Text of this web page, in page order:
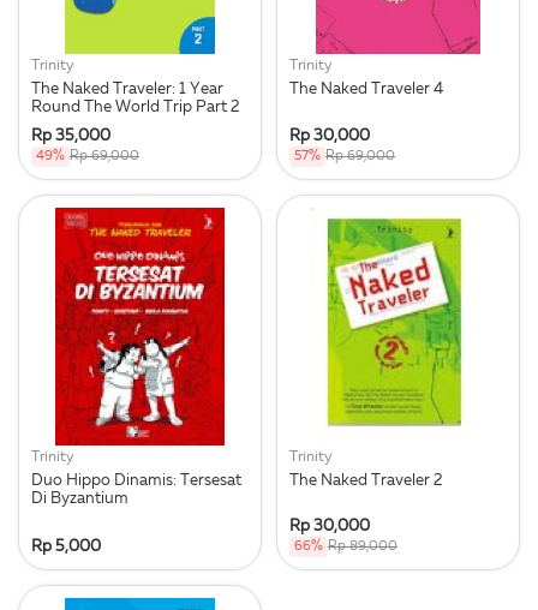
Trinity
The Naked Traveler: 1 Year
Round The World Trip Part 2
Rp 35,000
49% Rp 69,000
Trinity
The Naked Traveler 4
Rp 30,000
57% Rp 69,000
Trinity
Duo Hippo Dinamis: Tersesat
Di Byzantium
Rp 5,000
Trinity
The Naked Traveler 2
Rp 30,000
66% Rp 89,000